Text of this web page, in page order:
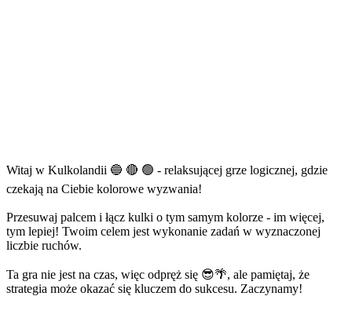
Witaj w Kulkolandii 🔵 🔴 🟢 - relaksującej grze logicznej, gdzie
czekają na Ciebie kolorowe wyzwania!
Przesuwaj palcem i łącz kulki o tym samym kolorze - im więcej,
tym lepiej! Twoim celem jest wykonanie zadań w wyznaczonej
liczbie ruchów.
Ta gra nie jest na czas, więc odpręż się 😎🌴, ale pamiętaj, że
strategia może okazać się kluczem do sukcesu. Zaczynamy!